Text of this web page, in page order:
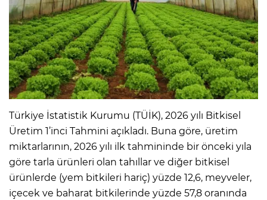
Türkiye İstatistik Kurumu (TÜİK), 2026 yılı Bitkisel
Üretim 1’inci Tahmini açıkladı. Buna göre, üretim
miktarlarının, 2026 yılı ilk tahmininde bir önceki yıla
göre tarla ürünleri olan tahıllar ve diğer bitkisel
ürünlerde (yem bitkileri hariç) yüzde 12,6, meyveler,
içecek ve baharat bitkilerinde yüzde 57,8 oranında